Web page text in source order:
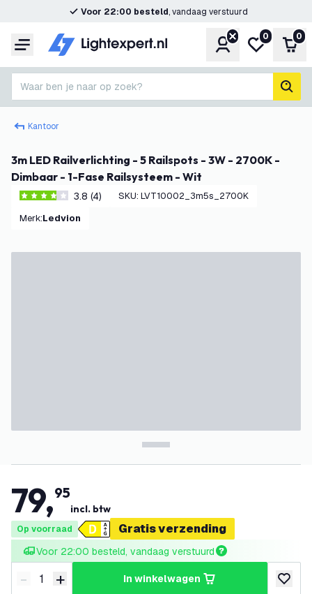
Voor 22:00 besteld, vandaag verstuurd
Menu Account
Mijn
0 0
Waar ben je naar op zoek?
Kantoor
3m LED Railverlichting - 5 Railspots - 3W - 2700K -
Dimbaar - 1-Fase Railsysteem - Wit
3.8 score sterren
3.8 (4) SKU: LVT10002_3m5s_2700K
Merk: Ledvion
79,95
incl. btw
Op voorraad Gratis verzending
Voor 22:00 besteld, vandaag verstuurd
Verminder hoeveelheid
- Verhoog hoeveelheid
+ in winkelwagen